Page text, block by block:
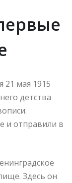
21 мая 1915
детства
и отправили в
Здесь он